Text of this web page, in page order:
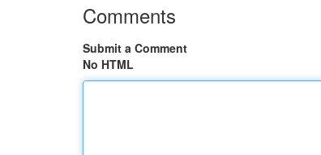
Comments
Submit a Comment
No HTML